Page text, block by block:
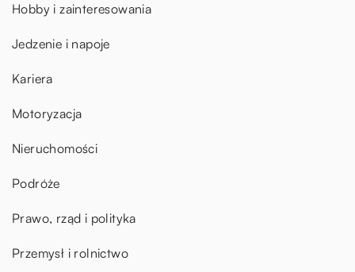
Hobby i zainteresowania
Jedzenie i napoje
Kariera
Motoryzacja
Nieruchomości
Podróże
Prawo, rząd i polityka
Przemysł i rolnictwo